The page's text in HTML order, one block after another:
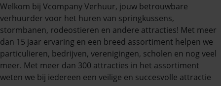
Welkom bij Vcompany Verhuur, jouw betrouwbare
verhuurder voor het huren van springkussens,
stormbanen, rodeostieren en andere attracties! Met meer
dan 15 jaar ervaring en een breed assortiment helpen we
particulieren, bedrijven, verenigingen, scholen en nog veel
meer. Met meer dan 300 attracties in het assortiment
weten we bij iedereen een veilige en succesvolle attractie